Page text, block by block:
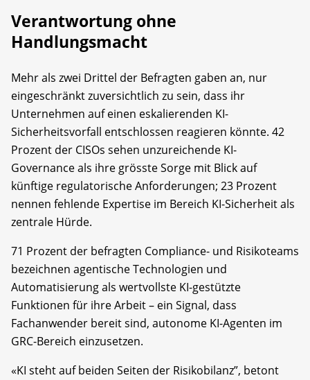
Verantwortung ohne
Handlungsmacht
Mehr als zwei Drittel der Befragten gaben an, nur
eingeschränkt zuversichtlich zu sein, dass ihr
Unternehmen auf einen eskalierenden KI-
Sicherheitsvorfall entschlossen reagieren könnte. 42
Prozent der CISOs sehen unzureichende KI-
Governance als ihre grösste Sorge mit Blick auf
künftige regulatorische Anforderungen; 23 Prozent
nennen fehlende Expertise im Bereich KI-Sicherheit als
zentrale Hürde.
71 Prozent der befragten Compliance- und Risikoteams
bezeichnen agentische Technologien und
Automatisierung als wertvollste KI-gestützte
Funktionen für ihre Arbeit – ein Signal, dass
Fachanwender bereit sind, autonome KI-Agenten im
GRC-Bereich einzusetzen.
«KI steht auf beiden Seiten der Risikobilanz”, betont